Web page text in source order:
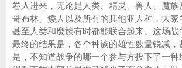
卷入进来，无论是人类、精灵、兽人、魔族
哥布林、矮人以及所有的其他亚人种，大家
甚至人类和魔族有时都能联合起来。这场战
最终的结果是，各个种族的雄性数量锐减，
是，不知道战争的哪一个参与方投下了一种